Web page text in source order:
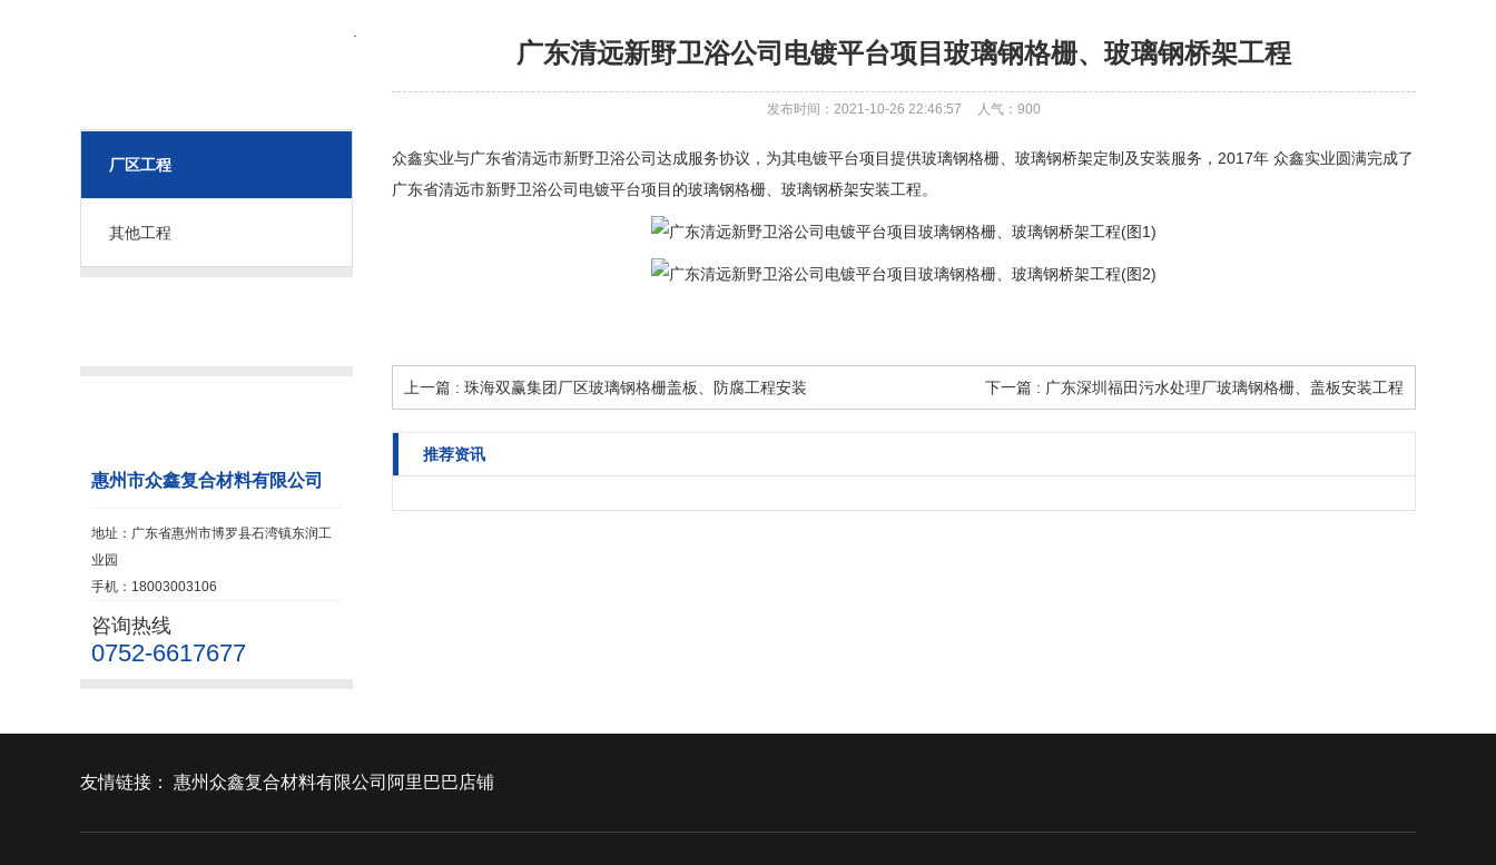
厂区工程
其他工程
惠州市众鑫复合材料有限公司
地址：广东省惠州市博罗县石湾镇东润工
业园
手机：18003003106
咨询热线
0752-6617677
广东清远新野卫浴公司电镀平台项目玻璃钢格栅、玻璃钢桥架工程
发布时间：2021-10-26 22:46:57 人气： 900
众鑫实业与广东省清远市新野卫浴公司达成服务协议，为其电镀平台项目提供玻璃钢格栅、玻璃钢桥架定制及安装服务，2017年 众鑫实业圆满完成了
广东省清远市新野卫浴公司电镀平台项目的玻璃钢格栅、玻璃钢桥架安装工程。
上一篇 : 珠海双赢集团厂区玻璃钢格栅盖板、防腐工程安装 下一篇 : 广东深圳福田污水处理厂玻璃钢格栅、盖板安装工程
推荐资讯
友情链接： 惠州众鑫复合材料有限公司阿里巴巴店铺